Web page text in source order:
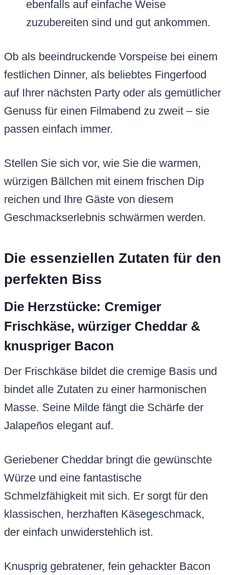
ebenfalls auf einfache Weise
zuzubereiten sind und gut ankommen.
Ob als beeindruckende Vorspeise bei einem
festlichen Dinner, als beliebtes Fingerfood
auf Ihrer nächsten Party oder als gemütlicher
Genuss für einen Filmabend zu zweit – sie
passen einfach immer.
Stellen Sie sich vor, wie Sie die warmen,
würzigen Bällchen mit einem frischen Dip
reichen und Ihre Gäste von diesem
Geschmackserlebnis schwärmen werden.
Die essenziellen Zutaten für den
perfekten Biss
Die Herzstücke: Cremiger
Frischkäse, würziger Cheddar &
knuspriger Bacon
Der Frischkäse bildet die cremige Basis und
bindet alle Zutaten zu einer harmonischen
Masse. Seine Milde fängt die Schärfe der
Jalapeños elegant auf.
Geriebener Cheddar bringt die gewünschte
Würze und eine fantastische
Schmelzfähigkeit mit sich. Er sorgt für den
klassischen, herzhaften Käsegeschmack,
der einfach unwiderstehlich ist.
Knusprig gebratener, fein gehackter Bacon